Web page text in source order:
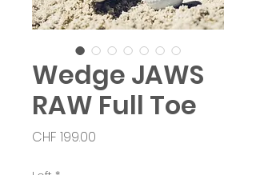
Wedge JAWS
RAW Full Toe
CHF 199.00